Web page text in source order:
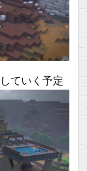
ていく予定